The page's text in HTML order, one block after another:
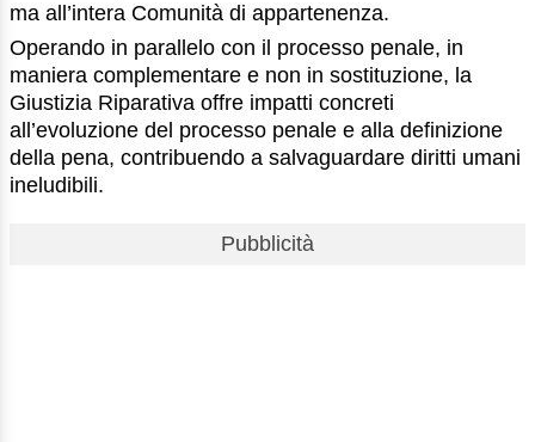
ma all’intera Comunità di appartenenza.
Operando in parallelo con il processo penale, in
maniera complementare e non in sostituzione, la
Giustizia Riparativa offre impatti concreti
all’evoluzione del processo penale e alla definizione
della pena, contribuendo a salvaguardare diritti umani
ineludibili.
Pubblicità